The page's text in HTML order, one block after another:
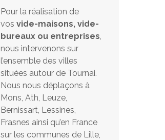
Pour la réalisation de
vos vide-maisons, vide-
bureaux ou entreprises,
nous intervenons sur
l’ensemble des villes
situées autour de Tournai.
Nous nous déplaçons à
Mons, Ath, Leuze,
Bernissart, Lessines,
Frasnes ainsi qu’en France
sur les communes de Lille,